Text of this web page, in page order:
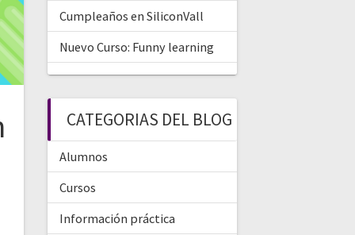
Cumpleaños en SiliconVall
Nuevo Curso: Funny learning
CATEGORIAS DEL BLOG
Alumnos
Cursos
Información práctica